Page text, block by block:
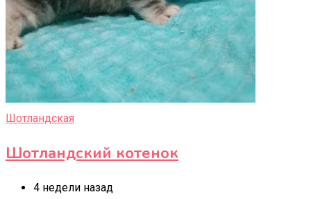
Шотландская
Шотландский котенок
4 недели назад